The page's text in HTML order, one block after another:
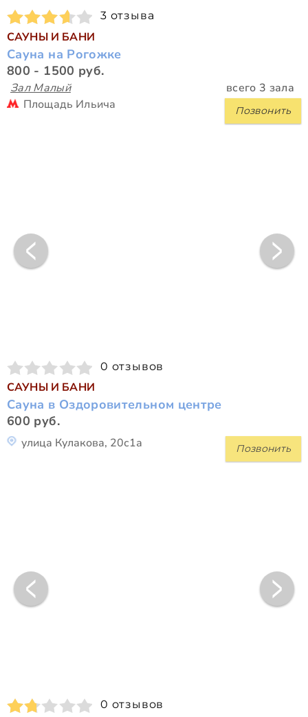
3 отзыва
САУНЫ И БАНИ
Сауна на Рогожке
800 - 1500 руб.
Зал Малый всего 3 зала
Позвонить
Площадь Ильича
0 отзывов
САУНЫ И БАНИ
Сауна в Оздоровительном центре
600 руб.
Позвонить
улица Кулакова, 20с1а
0 отзывов